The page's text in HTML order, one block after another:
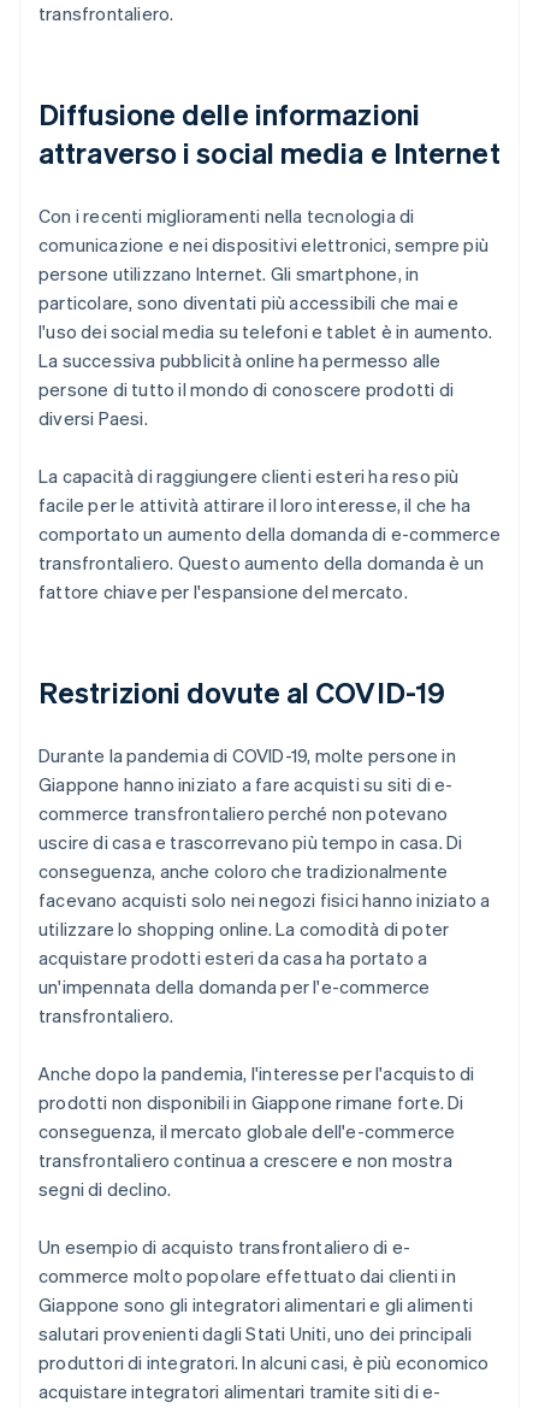
transfrontaliero.
Diffusione delle informazioni
attraverso i social media e Internet
Con i recenti miglioramenti nella tecnologia di
comunicazione e nei dispositivi elettronici, sempre più
persone utilizzano Internet. Gli smartphone, in
particolare, sono diventati più accessibili che mai e
l'uso dei social media su telefoni e tablet è in aumento.
La successiva pubblicità online ha permesso alle
persone di tutto il mondo di conoscere prodotti di
diversi Paesi.
La capacità di raggiungere clienti esteri ha reso più
facile per le attività attirare il loro interesse, il che ha
comportato un aumento della domanda di e-commerce
transfrontaliero. Questo aumento della domanda è un
fattore chiave per l'espansione del mercato.
Restrizioni dovute al COVID-19
Durante la pandemia di COVID-19, molte persone in
Giappone hanno iniziato a fare acquisti su siti di e-
commerce transfrontaliero perché non potevano
uscire di casa e trascorrevano più tempo in casa. Di
conseguenza, anche coloro che tradizionalmente
facevano acquisti solo nei negozi fisici hanno iniziato a
utilizzare lo shopping online. La comodità di poter
acquistare prodotti esteri da casa ha portato a
un'impennata della domanda per l'e-commerce
transfrontaliero.
Anche dopo la pandemia, l'interesse per l'acquisto di
prodotti non disponibili in Giappone rimane forte. Di
conseguenza, il mercato globale dell'e-commerce
transfrontaliero continua a crescere e non mostra
segni di declino.
Un esempio di acquisto transfrontaliero di e-
commerce molto popolare effettuato dai clienti in
Giappone sono gli integratori alimentari e gli alimenti
salutari provenienti dagli Stati Uniti, uno dei principali
produttori di integratori. In alcuni casi, è più economico
acquistare integratori alimentari tramite siti di e-